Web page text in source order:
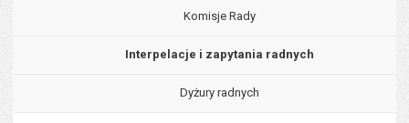
Komisje Rady
Interpelacje i zapytania radnych
Dyżury radnych